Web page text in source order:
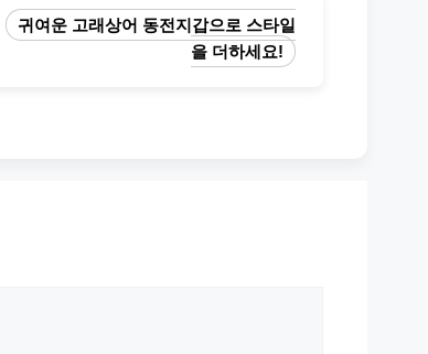
귀여운 고래상어 동전지갑으로 스타일
을 더하세요!